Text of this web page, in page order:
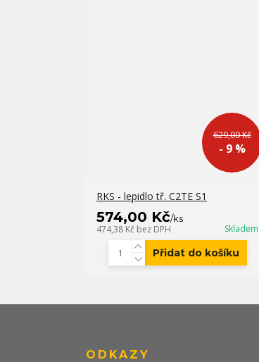
629,00 Kč
- 9 %
RKS - lepidlo tř. C2TE S1
574,00 Kč/ks
474,38 Kč bez DPH Skladem
Přidat do košíku
ODKAZY